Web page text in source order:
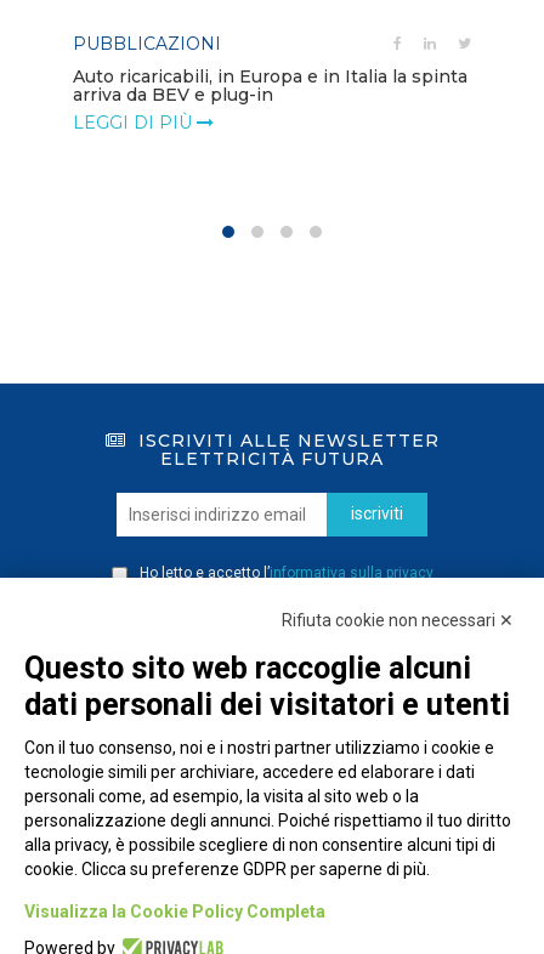
PUBBLICAZIONI
Auto ricaricabili, in Europa e in Italia la spinta
arriva da BEV e plug-in
LEGGI DI PIÙ
ISCRIVITI ALLE NEWSLETTER
ELETTRICITÀ FUTURA
iscriviti
Ho letto e accetto l’informativa sulla privacy
Piazza Alessandria, 24 - 00198 Roma
Privacy Policy
Rifiuta cookie non necessari ✕
Questo sito web raccoglie alcuni
dati personali dei visitatori e utenti
Con il tuo consenso, noi e i nostri partner utilizziamo i cookie e
tecnologie simili per archiviare, accedere ed elaborare i dati
personali come, ad esempio, la visita al sito web o la
personalizzazione degli annunci. Poiché rispettiamo il tuo diritto
alla privacy, è possibile scegliere di non consentire alcuni tipi di
cookie. Clicca su preferenze GDPR per saperne di più.
Visualizza la Cookie Policy Completa
Powered by